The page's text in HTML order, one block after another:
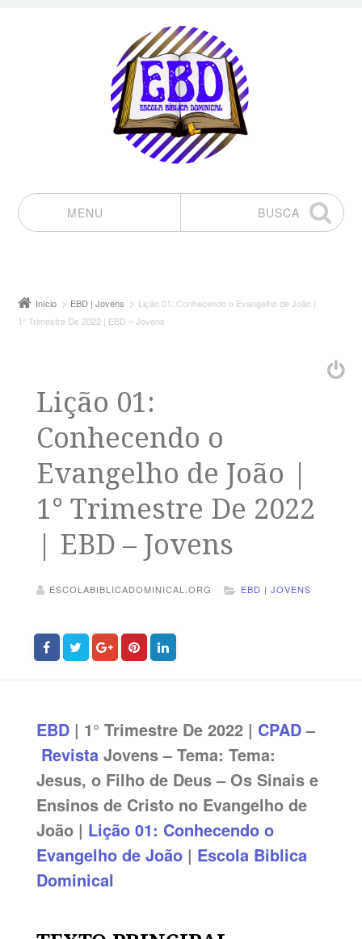
MENU
BUSCA
Início EBD | Jovens
Lição 01: Conhecendo o Evangelho de João |
1° Trimestre De 2022 | EBD – Jovens
Lição 01:
Conhecendo o
Evangelho de João |
1° Trimestre De 2022
| EBD – Jovens
ESCOLABIBLICADOMINICAL.ORG EBD | JOVENS
EBD| 1° Trimestre De 2022 | CPAD–
Revista Jovens – Tema: Tema:
Jesus, o Filho de Deus – Os Sinais e
Ensinos de Cristo no Evangelho de
João | Lição 01: Conhecendo o
Evangelho de João | Escola Biblica
Dominical